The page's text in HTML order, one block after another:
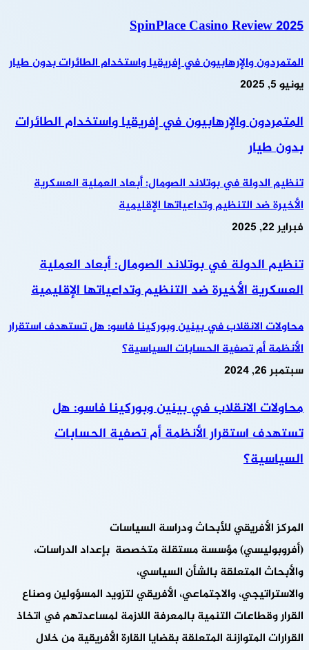
SpinPlace Casino Review 2025
المتمردون والإرهابيون في إفريقيا واستخدام الطائرات بدون طيار
يونيو 5, 2025
المتمردون والإرهابيون في إفريقيا واستخدام الطائرات
بدون طيار
تنظيم الدولة في بوتلاند الصومال: أبعاد العملية العسكرية
الأخيرة ضد التنظيم وتداعياتها الإقليمية
فبراير 22, 2025
تنظيم الدولة في بوتلاند الصومال: أبعاد العملية
العسكرية الأخيرة ضد التنظيم وتداعياتها الإقليمية
محاولات الانقلاب في بينين وبوركينا فاسو: هل تستهدف استقرار
الأنظمة أم تصفية الحسابات السياسية؟
سبتمبر 26, 2024
محاولات الانقلاب في بينين وبوركينا فاسو: هل
تستهدف استقرار الأنظمة أم تصفية الحسابات
السياسية؟
المركز الأفريقي للأبحاث ودراسة السياسات
(أفروبوليسي) مؤسسة مستقلة متخصصة بإعداد الدراسات،
والأبحاث المتعلقة بالشأن السياسي،
والاستراتيجي، والاجتماعي، الأفريقي لتزويد المسؤولين وصناع
القرار وقطاعات التنمية بالمعرفة اللازمة لمساعدتهم في اتخاذ
القرارات المتوازنة المتعلقة بقضايا القارة الأفريقية من خلال